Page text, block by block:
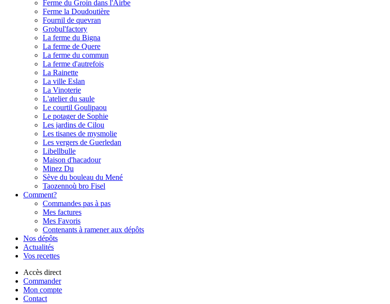
Ferme du Groin dans l'Airbe
Ferme la Doudoutière
Fournil de quevran
Grobul'factory
La ferme du Bigna
La ferme de Quere
La ferme du commun
La ferme d'autrefois
La Rainette
La ville Eslan
La Vinoterie
L'atelier du saule
Le courtil Goulipaou
Le potager de Sophie
Les jardins de Cilou
Les tisanes de mysmolie
Les vergers de Guerledan
Libellbulle
Maison d'hacadour
Minez Du
Sève du bouleau du Mené
Taozennoù bro Fisel
Comment?
Commandes pas à pas
Mes factures
Mes Favoris
Contenants à ramener aux dépôts
Nos dépôts
Actualités
Vos recettes
Accès direct
Commander
Mon compte
Contact